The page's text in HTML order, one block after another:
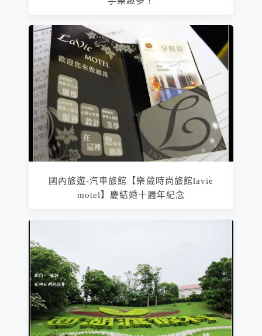
國內旅遊-汽車旅館【樂葳時尚旅館lavie
motel】慶結婚十週年紀念